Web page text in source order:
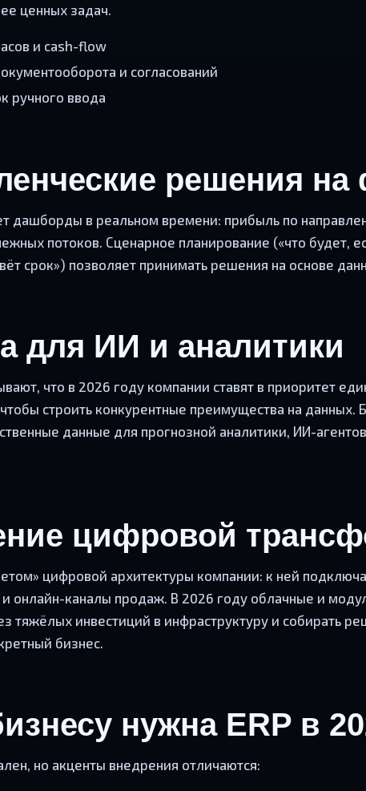
ценных задач.
и cash-flow
и согласований
ручного ввода
решения на
дашборды в реальном времени: прибыль по
потоков. Сценарное планирование («что будет,
срок») позволяет принимать решения на основе
для ИИ и аналитики
что в 2026 году компании ставят в приоритет
строить конкурентные преимущества на данных.
данные для прогнозной аналитики, ИИ-
цифровой
цифровой архитектуры компании: к ней
онлайн-каналы продаж. В 2026 году облачные и
тяжёлых инвестиций в инфраструктуру и собирать
бизнес.
нужна ERP в
но акценты внедрения отличаются: